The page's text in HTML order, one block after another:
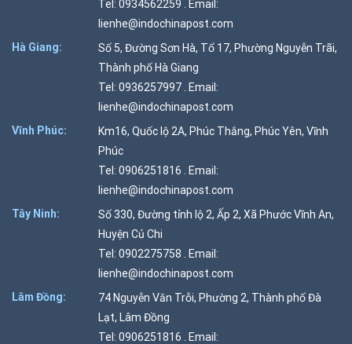
Tel: 0934562259 . Email:
lienhe@indochinapost.com
Hà Giang:
Số 5, Đường Sơn Hà, Tổ 17, Phường Nguyễn Trãi,
Thành phố Hà Giang
Tel: 0936257997 . Email:
lienhe@indochinapost.com
Vĩnh Phúc:
Km16, Quốc lộ 2A, Phúc Thắng, Phúc Yên, Vĩnh
Phúc
Tel: 0906251816 . Email:
lienhe@indochinapost.com
Tây Ninh:
Số 330, Đường tỉnh lộ 2, Ấp 2, Xã Phước Vĩnh An,
Huyện Củ Chi
Tel: 0902275758 . Email:
lienhe@indochinapost.com
Lâm Đồng:
74 Nguyễn Văn Trỗi, Phường 2, Thành phố Đà
Lạt, Lâm Đồng
Tel: 0906251816 . Email: